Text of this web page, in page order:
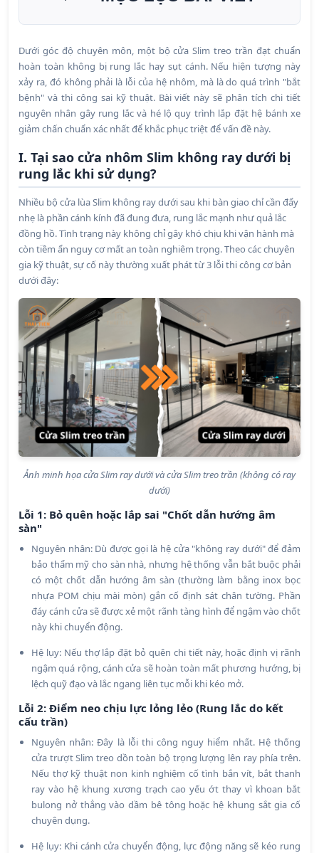
Dưới góc độ chuyên môn, một bộ cửa Slim treo trần đạt chuẩn
hoàn toàn không bị rung lắc hay sụt cánh. Nếu hiện tượng này
xảy ra, đó không phải là lỗi của hệ nhôm, mà là do quá trình "bắt
bệnh" và thi công sai kỹ thuật. Bài viết này sẽ phân tích chi tiết
nguyên nhân gây rung lắc và hé lộ quy trình lắp đặt hệ bánh xe
giảm chấn chuẩn xác nhất để khắc phục triệt để vấn đề này.
I. Tại sao cửa nhôm Slim không ray dưới bị
rung lắc khi sử dụng?
Nhiều bộ cửa lùa Slim không ray dưới sau khi bàn giao chỉ cần đẩy
nhẹ là phần cánh kính đã đung đưa, rung lắc mạnh như quả lắc
đồng hồ. Tình trạng này không chỉ gây khó chịu khi vận hành mà
còn tiềm ẩn nguy cơ mất an toàn nghiêm trọng. Theo các chuyên
gia kỹ thuật, sự cố này thường xuất phát từ 3 lỗi thi công cơ bản
dưới đây:
Ảnh minh họa cửa Slim ray dưới và cửa Slim treo trần (không có ray
dưới)
Lỗi 1: Bỏ quên hoặc lắp sai "Chốt dẫn hướng âm
sàn"
Nguyên nhân: Dù được gọi là hệ cửa "không ray dưới" để đảm
bảo thẩm mỹ cho sàn nhà, nhưng hệ thống vẫn bắt buộc phải
có một chốt dẫn hướng âm sàn (thường làm bằng inox bọc
nhựa POM chịu mài mòn) gắn cố định sát chân tường. Phần
đáy cánh cửa sẽ được xẻ một rãnh tàng hình để ngậm vào chốt
này khi chuyển động.
Hệ lụy: Nếu thợ lắp đặt bỏ quên chi tiết này, hoặc định vị rãnh
ngậm quá rộng, cánh cửa sẽ hoàn toàn mất phương hướng, bị
lệch quỹ đạo và lắc ngang liên tục mỗi khi kéo mở.
Lỗi 2: Điểm neo chịu lực lỏng lẻo (Rung lắc do kết
cấu trần)
Nguyên nhân: Đây là lỗi thi công nguy hiểm nhất. Hệ thống
cửa trượt Slim treo dồn toàn bộ trọng lượng lên ray phía trên.
Nếu thợ kỹ thuật non kinh nghiệm cố tình bắn vít, bắt thanh
ray vào hệ khung xương trạch cao yếu ớt thay vì khoan bắt
bulong nở thẳng vào dầm bê tông hoặc hệ khung sắt gia cố
chuyên dụng.
Hệ lụy: Khi cánh cửa chuyển động, lực động năng sẽ kéo rung